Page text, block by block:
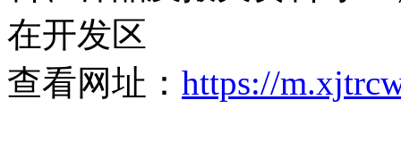
在开发区
查看网址： https://